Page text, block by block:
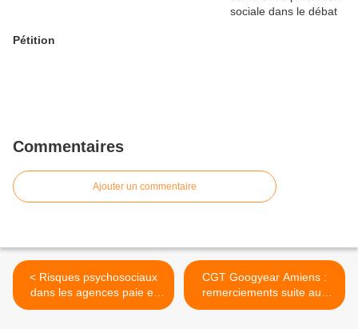
Pétition
Commentaires
Ajouter un commentaire
< Risques psychosociaux
dans les agences paie et
famille : nous ne plierons
CGT Googyear Amiens :
remerciements suite aux
mobilisations des 19 et 20